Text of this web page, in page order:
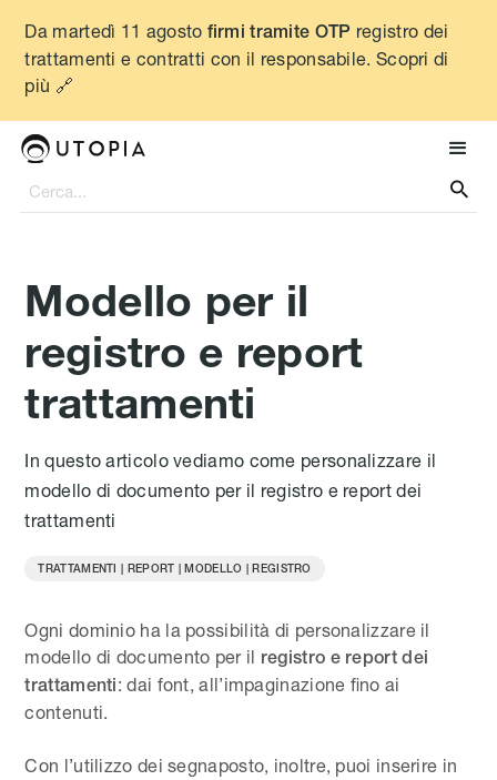
Da martedì 11 agosto firmi tramite OTP registro dei
trattamenti e contratti con il responsabile. Scopri di
più 🔗

Modello per il
registro e report
trattamenti
In questo articolo vediamo come personalizzare il
modello di documento per il registro e report dei
trattamenti
TRATTAMENTI | REPORT | MODELLO | REGISTRO
Ogni dominio ha la possibilità di personalizzare il
modello di documento per il registro e report dei
trattamenti: dai font, all’impaginazione fino ai
contenuti.
Con l’utilizzo dei segnaposto, inoltre, puoi inserire in